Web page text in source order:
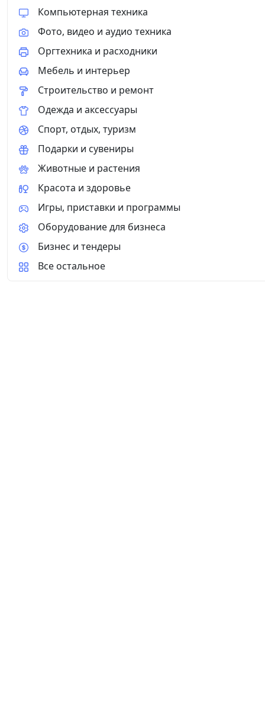
Компьютерная техника
Фото, видео и аудио техника
Оргтехника и расходники
Мебель и интерьер
Строительство и ремонт
Одежда и аксессуары
Спорт, отдых, туризм
Подарки и сувениры
Животные и растения
Красота и здоровье
Игры, приставки и программы
Оборудование для бизнеса
Бизнес и тендеры
Все остальное